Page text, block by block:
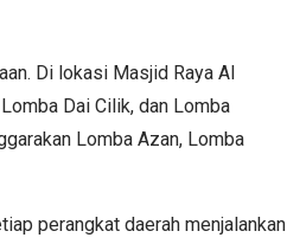
Di lokasi Masjid Raya Al
Dai Cilik, dan Lomba
Lomba Azan, Lomba
perangkat daerah menjalankan